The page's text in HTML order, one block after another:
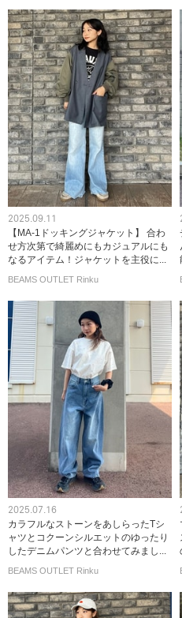
2025.09.11
【MA-1ドッキングジャケット】 合わ
せ方次第で綺麗めにもカジュアルにも
なるアイテム！ジャケットを主役に...
BEAMS OUTLET Rinku
2025.07.16
カラフルなストーンをあしらったTシ
ャツとコクーンシルエットのゆったり
したデニムパンツと合わせてみまし...
BEAMS OUTLET Rinku